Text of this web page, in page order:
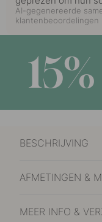
AI-gegenereerde
klantenbeoordelingen
15%
BESCHRIJVING
AFMETINGEN &
MEER INFO &